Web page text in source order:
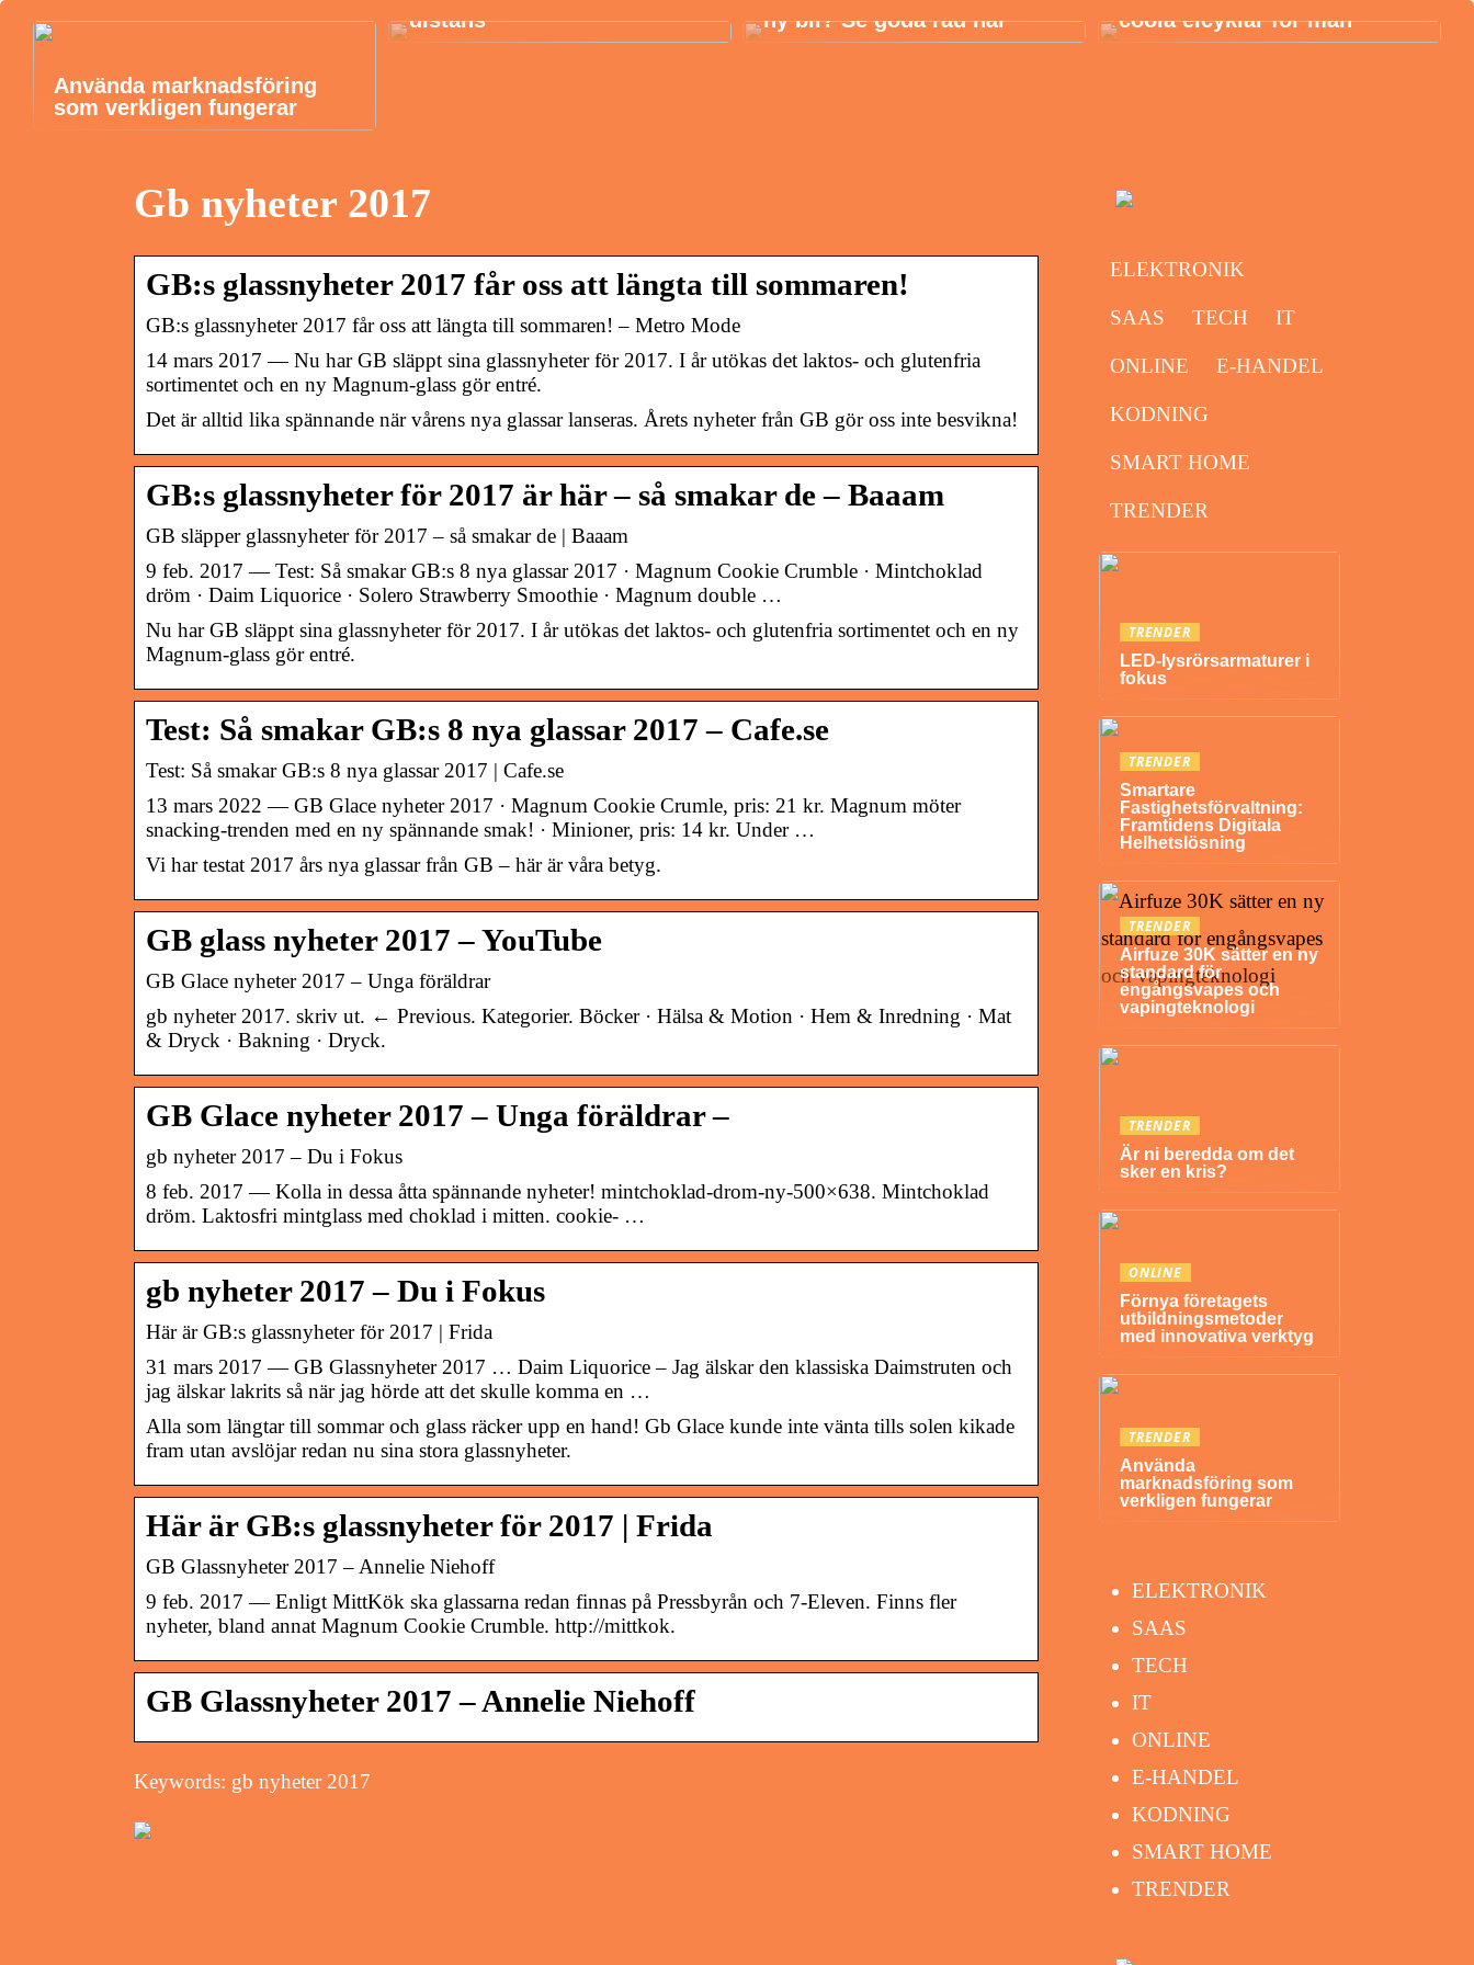
Använda marknadsföring
som verkligen fungerar
distans
ny bil? Se goda råd här
coola elcyklar för män
Gb nyheter 2017
GB:s glassnyheter 2017 får oss att längta till sommaren!
GB:s glassnyheter 2017 får oss att längta till sommaren! – Metro Mode
14 mars 2017 — Nu har GB släppt sina glassnyheter för 2017. I år utökas det laktos- och glutenfria
sortimentet och en ny Magnum-glass gör entré.
Det är alltid lika spännande när vårens nya glassar lanseras. Årets nyheter från GB gör oss inte besvikna!
GB:s glassnyheter för 2017 är här – så smakar de – Baaam
GB släpper glassnyheter för 2017 – så smakar de | Baaam
9 feb. 2017 — Test: Så smakar GB:s 8 nya glassar 2017 · Magnum Cookie Crumble · Mintchoklad
dröm · Daim Liquorice · Solero Strawberry Smoothie · Magnum double …
Nu har GB släppt sina glassnyheter för 2017. I år utökas det laktos- och glutenfria sortimentet och en ny
Magnum-glass gör entré.
Test: Så smakar GB:s 8 nya glassar 2017 – Cafe.se
Test: Så smakar GB:s 8 nya glassar 2017 | Cafe.se
13 mars 2022 — GB Glace nyheter 2017 · Magnum Cookie Crumle, pris: 21 kr. Magnum möter
snacking-trenden med en ny spännande smak! · Minioner, pris: 14 kr. Under …
Vi har testat 2017 års nya glassar från GB – här är våra betyg.
GB glass nyheter 2017 – YouTube
GB Glace nyheter 2017 – Unga föräldrar
gb nyheter 2017. skriv ut. ← Previous. Kategorier. Böcker · Hälsa & Motion · Hem & Inredning · Mat
& Dryck · Bakning · Dryck.
GB Glace nyheter 2017 – Unga föräldrar –
gb nyheter 2017 – Du i Fokus
8 feb. 2017 — Kolla in dessa åtta spännande nyheter! mintchoklad-drom-ny-500×638. Mintchoklad
dröm. Laktosfri mintglass med choklad i mitten. cookie- …
gb nyheter 2017 – Du i Fokus
Här är GB:s glassnyheter för 2017 | Frida
31 mars 2017 — GB Glassnyheter 2017 … Daim Liquorice – Jag älskar den klassiska Daimstruten och
jag älskar lakrits så när jag hörde att det skulle komma en …
Alla som längtar till sommar och glass räcker upp en hand! Gb Glace kunde inte vänta tills solen kikade
fram utan avslöjar redan nu sina stora glassnyheter.
Här är GB:s glassnyheter för 2017 | Frida
GB Glassnyheter 2017 – Annelie Niehoff
9 feb. 2017 — Enligt MittKök ska glassarna redan finnas på Pressbyrån och 7-Eleven. Finns fler
nyheter, bland annat Magnum Cookie Crumble. http://mittkok.
GB Glassnyheter 2017 – Annelie Niehoff
Keywords: gb nyheter 2017
ELEKTRONIK
SAAS TECH IT
ONLINE E-HANDEL
KODNING
SMART HOME
TRENDER
TRENDER
LED-lysrörsarmaturer i
fokus
TRENDER
Smartare
Fastighetsförvaltning:
Framtidens Digitala
Helhetslösning
TRENDER
Airfuze 30K sätter en ny
standard för
engångsvapes och
vapingteknologi
TRENDER
Är ni beredda om det
sker en kris?
ONLINE
Förnya företagets
utbildningsmetoder
med innovativa verktyg
TRENDER
Använda
marknadsföring som
verkligen fungerar
ELEKTRONIK
SAAS
TECH
IT
ONLINE
E-HANDEL
KODNING
SMART HOME
TRENDER